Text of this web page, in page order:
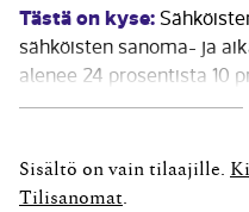
Tästä on kyse:
sähköisten sanoma- ja
alenee 24 prosentista 10
painettujen lehtien
alenee 10 prosenttiin.
tai videosisältöä
tietokoneohjelmien ja -
Sisältö on vain tilaajille.
Tilisanomat